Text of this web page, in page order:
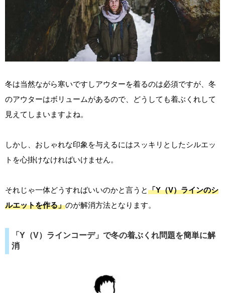
冬は当然ながら寒いですしアウターを着るのは必須ですが、冬
のアウターはボリュームがあるので、どうしても着ぶくれして
見えてしまいますよね。
しかし、おしゃれな印象を与えるにはスッキリとしたシルエッ
トを心掛けなければいけません。
それじゃ一体どうすればいいのかと言うと「Y（V）ラインのシ
ルエットを作る」のが解消方法となります。
「Y（V）ラインコーデ」で冬の着ぶくれ問題を簡単に解
消